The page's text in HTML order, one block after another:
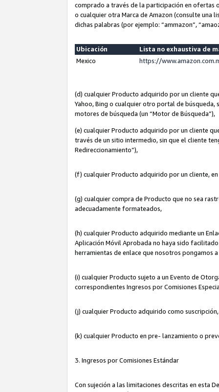
comprado a través de la participación en ofertas
o cualquier otra Marca de Amazon (consulte una
dichas palabras (por ejemplo: “ammazon”,
Ubicación
Lista no exhaustiva de
Mexico
https://
(d) cualquier Producto adquirido por un cliente
Yahoo, Bing o cualquier otro portal de
motores de búsqueda (un “Motor de Búsqueda”),
(e) cualquier Producto adquirido por un cliente
través de un sitio intermedio, sin que el cliente
Redireccionamiento”),
(f) cualquier Producto adquirido por un cliente,
(g) cualquier compra de Producto que no sea
adecuadamente formateados,
(h) cualquier Producto adquirido mediante un
Aplicación Móvil Aprobada no haya sido
herramientas de enlace que nosotros pongamos
(i) cualquier Producto sujeto a un Evento de
correspondientes Ingresos por Comisiones
(j) cualquier Producto adquirido como
(k) cualquier Producto en pre- lanzamiento o
3. Ingresos por Comisiones Estándar
Con sujeción a las limitaciones descritas en esta